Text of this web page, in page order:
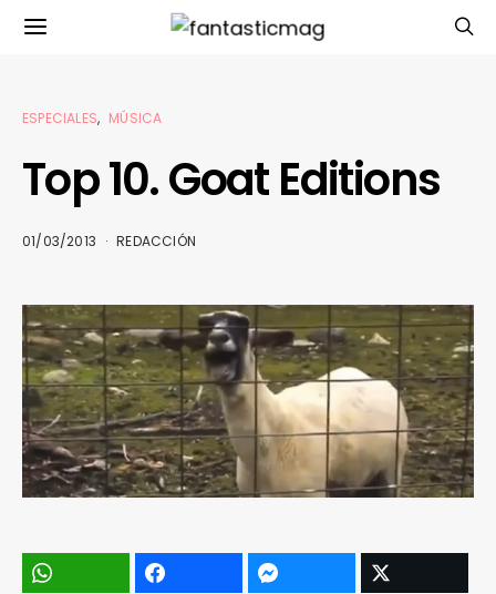
ESPECIALES MÚSICA
Top 10. Goat Editions
01/03/2013 REDACCIÓN